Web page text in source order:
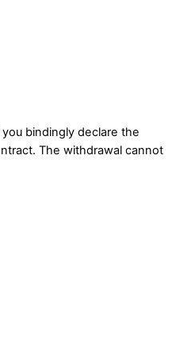
bindingly declare the
The withdrawal cannot